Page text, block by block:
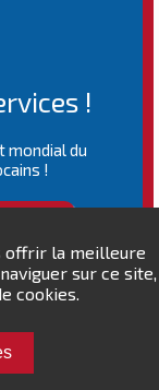
offrir la meilleure
sur ce site,
cookies.
!
mondial du
!